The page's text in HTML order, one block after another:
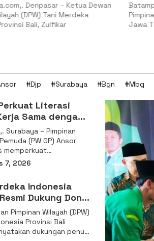
Denpasar – Ketua Dewan
(DPW) Tani Merdeka
Bali, Zulfikar
Pimpinan
Jawa
#Djp #Surabaya #Bgn #Mbg
Literasi
Sama dengan
Surabaya – Pimpinan
(PW GP) Ansor
memperkuat
membangun
7, 2026
Indonesia
Dukung Don
Jabatan Wakil
RI
Pimpinan Wilayah (DPW)
Provinsi Bali
dukungan penuh